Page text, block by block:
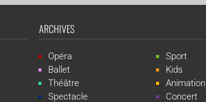
ARCHIVES
Opéra
Ballet
Théâtre
Spectacle
Sport
Kids
Animation
Concert